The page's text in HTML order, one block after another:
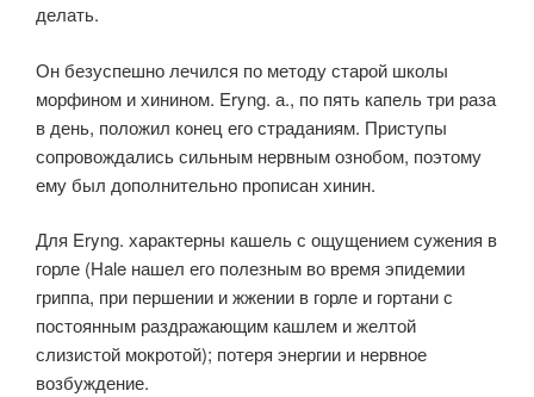
делать.
Он безуспешно лечился по методу старой школы
морфином и хинином. Eryng. а., по пять капель три раза
в день, положил конец его страданиям. Приступы
сопровождались сильным нервным ознобом, поэтому
ему был дополнительно прописан хинин.
Для Eryng. характерны кашель с ощущением сужения в
горле (Hale нашел его полезным во время эпидемии
гриппа, при першении и жжении в горле и гортани с
постоянным раздражающим кашлем и желтой
слизистой мокротой); потеря энергии и нервное
возбуждение.